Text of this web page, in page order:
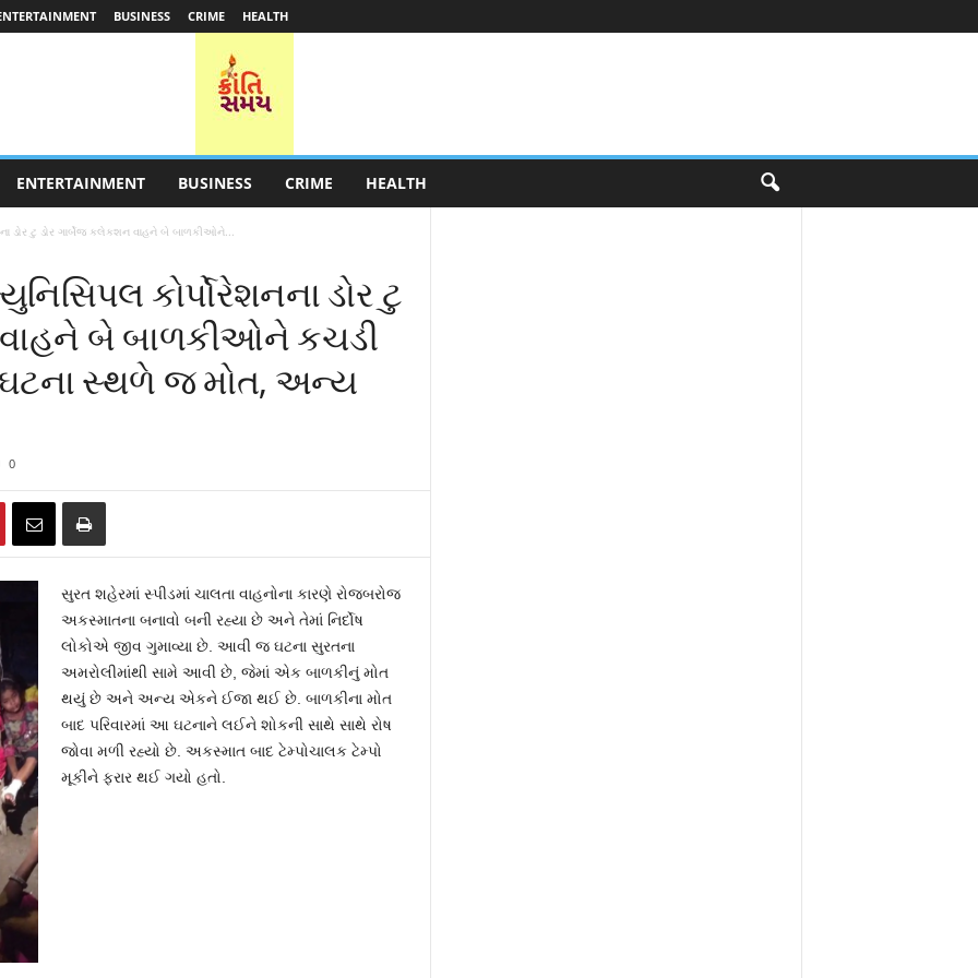
BUSINESS CRIME HEALTH
ENTERTAINMENT BUSINESS CRIME HEALTH
ડોર ટુ ડોર ગાર્બેજ કલેકશન વાહને બે બાળકીઓને...
કોર્પોરેશનના ડોર ટુ
બે બાળકીઓને કચડી
સ્થળે જ મોત, અન્ય
0
સુરત શહેરમાં સ્પીડમાં ચાલતા વાહનોના કારણે રોજબરોજ
અકસ્માતના બનાવો બની રહ્યા છે અને તેમાં નિર્દોષ
લોકોએ જીવ ગુમાવ્યા છે. આવી જ ઘટના સુરતના
અમરોલીમાંથી સામે આવી છે, જેમાં એક બાળકીનું મોત
થયું છે અને અન્ય એકને ઈજા થઈ છે. બાળકીના મોત
બાદ પરિવારમાં આ ઘટનાને લઈને શોકની સાથે સાથે રોષ
જોવા મળી રહ્યો છે. અકસ્માત બાદ ટેમ્પોચાલક ટેમ્પો
મૂકીને ફરાર થઈ ગયો હતો.